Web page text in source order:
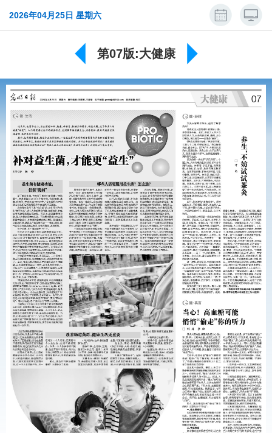
2026年04月25日 星期六
第07版:大健康